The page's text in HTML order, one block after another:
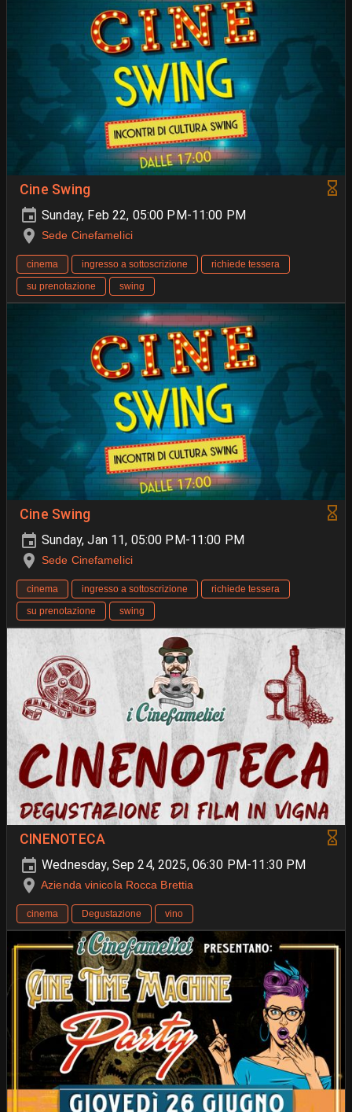
Cine Swing
Sunday, Feb 22, 05:00 PM-11:00 PM
Sede Cinefamelici
cinema ingresso a sottoscrizione
richiede tessera
su prenotazione
swing
Cine Swing
Sunday, Jan 11, 05:00 PM-11:00 PM
Sede Cinefamelici
cinema ingresso a sottoscrizione
richiede tessera
su prenotazione
swing
CINENOTECA
Wednesday, Sep 24, 2025, 06:30 PM-11:30 PM
Azienda vinicola Rocca Brettia
cinema Degustazione vino